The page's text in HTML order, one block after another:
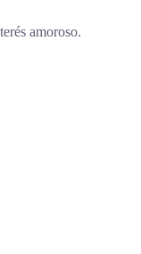
amoroso.